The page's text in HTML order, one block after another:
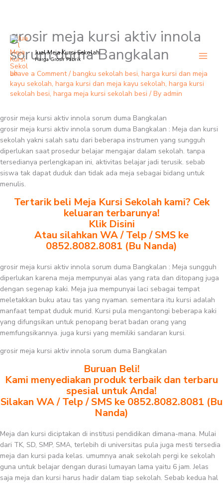
Skip
content
Jual Meja Kursi Sekolah
Harga Grosir Pabrik
grosir meja kursi aktiv innola
sorum duma Bangkalan
Leave a Comment / bangku sekolah besi, harga kursi dan meja
kayu sekolah, harga kursi dan meja kayu sekolah, harga kursi
sekolah besi, harga meja kursi sekolah besi / By admin
grosir meja kursi aktiv innola sorum duma Bangkalan
grosir meja kursi aktiv innola sorum duma Bangkalan : Meja dan kursi
sekolah yakni salah satu dari beberapa instrumen yang sungguh
diperlukan saat prosedur belajar mengajar dalam sekolah. tanpa
tersedianya perlengkapan ini, aktivitas belajar jadi terusik. sebab
siswa tak dapat duduk dan tidak ada meja sebagai bidang untuk
menulis.
Tertarik beli Meja Kursi Sekolah kami? Cek
keluaran terbarunya!
Klik Disini
Atau silahkan WA / Telp / SMS ke
0852.8082.8081 (Bu Nanda)
grosir meja kursi aktiv innola sorum duma Bangkalan : Meja sungguh
diperlukan karena meja mempunyai alas yang rata dan ditopang juga
dengan segenap kaki. Meja jua mempunyai laci sebagai tempat
meletakkan buku atau tas yang nyaman. sementara itu kursi adalah
manfaat tempat duduk murid. Kursi pula mengantongi beberapa kaki
yang difungsikan untuk penopang berat badan orang yang
memfungsikannya. juga kursi yang memiliki sandaran kursi.
grosir meja kursi aktiv innola sorum duma Bangkalan
Buruan Beli!
Kami menyediakan produk terbaik dan terbaru
spesial untuk Anda!
Silakan WA / Telp / SMS ke 0852.8082.8081 (Bu
Nanda)
Meja dan kursi diciptakan di institusi pendidikan dimana-mana. Mulai
dari TK, SD, SMP, SMA, terlebih di universitas pula juga mesti tersedia
meja dan kursi pada kelas. umumnya anak sekolah pergi ke sekolah
guna untuk belajar dengan durasi lumayan lama yaitu 6 jam. Jelas
saja meja dan kursi harus hadir dalam tiap sekolah. Sebab kedua hal